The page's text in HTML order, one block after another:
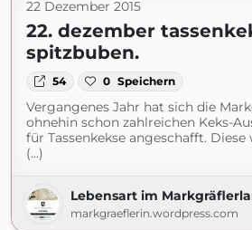
22 Dezember 2015
22. dezember
spitzbuben.
54 0 Speichern
Vergangenes Jahr hat sich die
ohnehin schon zahlreichen Keks-
für Tassenkekse angeschafft.
(...)
Lebensart im
markgraeflerin.wordpress.com